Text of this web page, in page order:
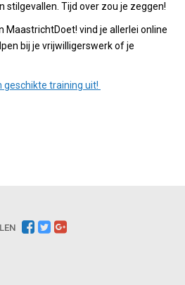
stilgevallen. Tijd over zou je zeggen!
MaastrichtDoet! vind je allerlei online
bij je vrijwilligerswerk of je
geschikte training uit!